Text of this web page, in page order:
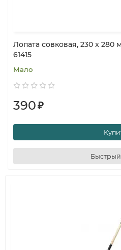
Лопата совковая, 230 x
61415
Мало
390₽
Быстрый